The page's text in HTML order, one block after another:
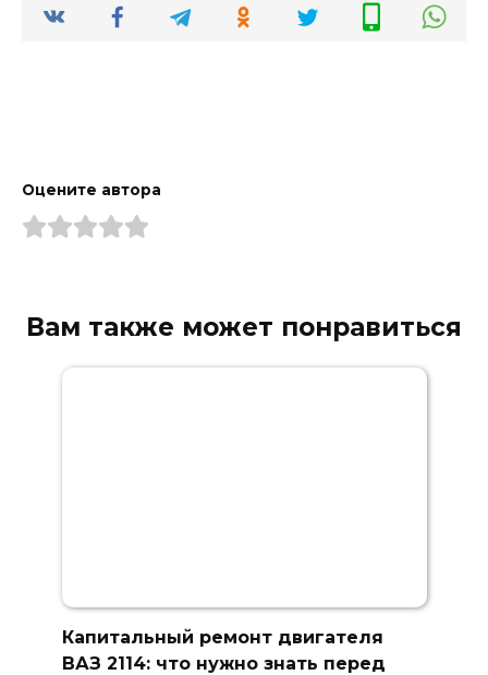
Оцените автора
Вам также может понравиться
Капитальный ремонт двигателя
ВАЗ 2114: что нужно знать перед